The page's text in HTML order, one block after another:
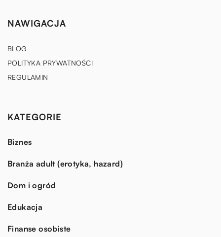
NAWIGACJA
BLOG
POLITYKA PRYWATNOŚCI
REGULAMIN
KATEGORIE
Biznes
Branża adult (erotyka, hazard)
Dom i ogród
Edukacja
Finanse osobiste